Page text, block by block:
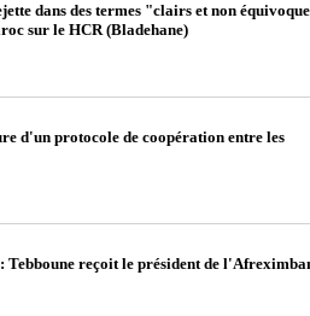
dans des termes "clairs et non
sur le HCR (Bladehane)
d'un protocole de coopération entre les
Tebboune reçoit le président de